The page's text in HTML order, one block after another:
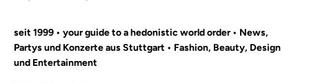
seit 1999 • your guide to a hedonistic world order • News,
Partys und Konzerte aus Stuttgart • Fashion, Beauty, Design
und Entertainment